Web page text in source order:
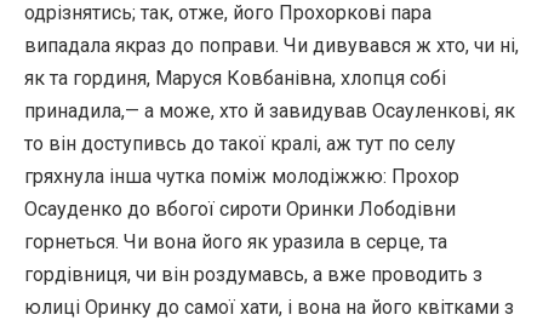
одрізнятись; так, отже, його Прохоркові пара
випадала якраз до поправи. Чи дивувався ж хто, чи ні,
як та гординя, Маруся Ковбанівна, хлопця собі
принадила,— а може, хто й завидував Осауленкові, як
то він доступивсь до такої кралі, аж тут по селу
гряхнула інша чутка поміж молодіжжю: Прохор
Осауденко до вбогої сироти Оринки Лободівни
горнеться. Чи вона його як уразила в серце, та
гордівниця, чи він роздумавсь, а вже проводить з
юлиці Оринку до самої хати, і вона на його квітками з